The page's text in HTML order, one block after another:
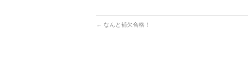
← なんと補欠合格！